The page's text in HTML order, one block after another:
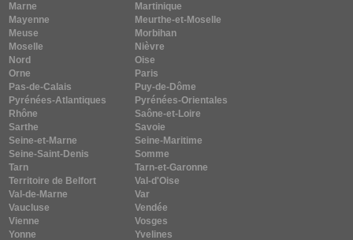
Marne
Martinique
Mayenne
Meurthe-et-Moselle
Meuse
Morbihan
Moselle
Nièvre
Nord
Oise
Orne
Paris
Pas-de-Calais
Puy-de-Dôme
Pyrénées-Atlantiques
Pyrénées-Orientales
Rhône
Saône-et-Loire
Sarthe
Savoie
Seine-et-Marne
Seine-Maritime
Seine-Saint-Denis
Somme
Tarn
Tarn-et-Garonne
Territoire de Belfort
Val-d'Oise
Val-de-Marne
Var
Vaucluse
Vendée
Vienne
Vosges
Yonne
Yvelines